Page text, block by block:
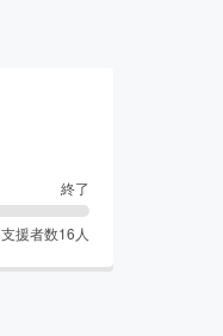
終了
支援者数16 人